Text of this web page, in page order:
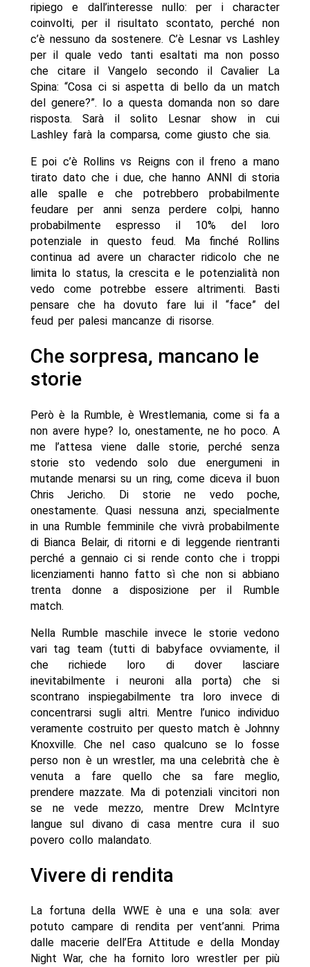
ripiego e dall’interesse nullo: per i character
coinvolti, per il risultato scontato, perché non
c’è nessuno da sostenere. C’è Lesnar vs Lashley
per il quale vedo tanti esaltati ma non posso
che citare il Vangelo secondo il Cavalier La
Spina: “Cosa ci si aspetta di bello da un match
del genere?”. Io a questa domanda non so dare
risposta. Sarà il solito Lesnar show in cui
Lashley farà la comparsa, come giusto che sia.
E poi c’è Rollins vs Reigns con il freno a mano
tirato dato che i due, che hanno ANNI di storia
alle spalle e che potrebbero probabilmente
feudare per anni senza perdere colpi, hanno
probabilmente espresso il 10% del loro
potenziale in questo feud. Ma finché Rollins
continua ad avere un character ridicolo che ne
limita lo status, la crescita e le potenzialità non
vedo come potrebbe essere altrimenti. Basti
pensare che ha dovuto fare lui il “face” del
feud per palesi mancanze di risorse.
Che sorpresa, mancano le
storie
Però è la Rumble, è Wrestlemania, come si fa a
non avere hype? Io, onestamente, ne ho poco. A
me l’attesa viene dalle storie, perché senza
storie sto vedendo solo due energumeni in
mutande menarsi su un ring, come diceva il buon
Chris Jericho. Di storie ne vedo poche,
onestamente. Quasi nessuna anzi, specialmente
in una Rumble femminile che vivrà probabilmente
di Bianca Belair, di ritorni e di leggende rientranti
perché a gennaio ci si rende conto che i troppi
licenziamenti hanno fatto sì che non si abbiano
trenta donne a disposizione per il Rumble
match.
Nella Rumble maschile invece le storie vedono
vari tag team (tutti di babyface ovviamente, il
che richiede loro di dover lasciare
inevitabilmente i neuroni alla porta) che si
scontrano inspiegabilmente tra loro invece di
concentrarsi sugli altri. Mentre l’unico individuo
veramente costruito per questo match è Johnny
Knoxville. Che nel caso qualcuno se lo fosse
perso non è un wrestler, ma una celebrità che è
venuta a fare quello che sa fare meglio,
prendere mazzate. Ma di potenziali vincitori non
se ne vede mezzo, mentre Drew McIntyre
langue sul divano di casa mentre cura il suo
povero collo malandato.
Vivere di rendita
La fortuna della WWE è una e una sola: aver
potuto campare di rendita per vent’anni. Prima
dalle macerie dell’Era Attitude e della Monday
Night War, che ha fornito loro wrestler per più